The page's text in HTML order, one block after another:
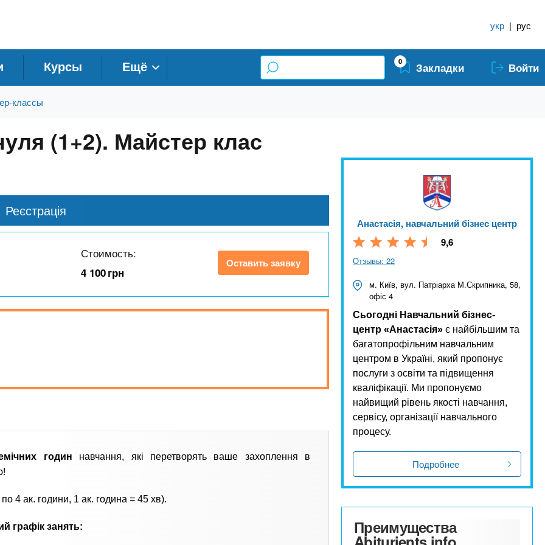
укр | рус
Курсы Ещё 0 Закладки Войти
классы
(1+2). Майстер клас
Реєстрація
Стоимость:
4 100грн
Оставить заявку
годин навчання, які перетворять ваше захоплення в
по 4 ак. години, 1 ак. година = 45 хв).
графік занять:
Анастасія, навчальний бізнес центр
9,6
Отзывы: 22
м. Київ, вул. Патріарха М.Скрипника, 58,
офіс 4
Сьогодні Навчальний бізнес-
центр «Анастасія» є найбільшим та
багатопрофільним навчальним
центром в Україні, який пропонує
послуги з освіти та підвищення
кваліфікації. Ми пропонуємо
найвищий рівень якості навчання,
сервісу, організації навчального
процесу.
Подробнее
Преимущества